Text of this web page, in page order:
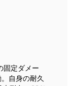
固定ダメー
自身の耐久